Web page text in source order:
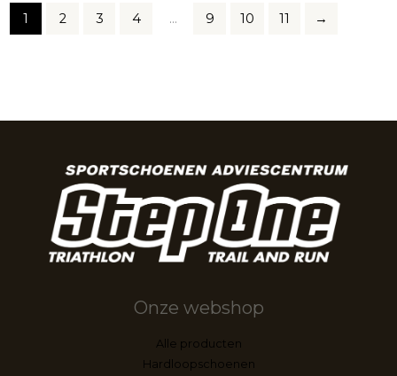
1 2 3 4 … 9 10 11 →
Onze webshop
Alle producten
Hardloopschoenen